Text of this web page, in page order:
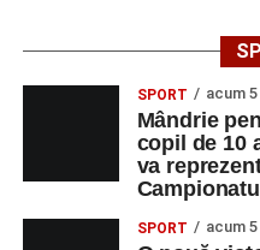
SPORT acum
Mândrie
copil de 10
va
SPORT acum